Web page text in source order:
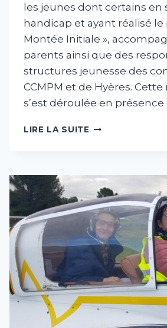
les jeunes dont certains en
handicap et ayant réalisé le
Montée Initiale »,
parents ainsi que des
structures jeunesse des
CCMPM et de Hyères.
s’est déroulée en
LIRE LA SUITE REMISE
MONTÉE
INITIALE